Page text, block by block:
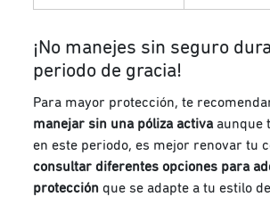
¡No manejes sin seguro
periodo de gracia!
Para mayor protección, te
manejar sin una póliza activa aunque
en este periodo, es mejor renovar tu
consultar diferentes opciones para
protecciónque se adapte a tu estilo